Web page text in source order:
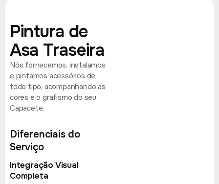
Pintura de
Asa Traseira
Nós fornecemos, instalamos
e pintamos acessórios de
todo tipo, acompanhando as
cores e o grafismo do seu
Capacete.
Diferenciais do
Serviço
Integração Visual
Completa